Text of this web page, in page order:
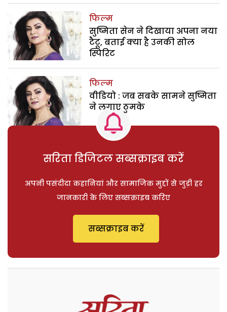
फिल्म
सुष्मिता सेन ने दिखाया अपना नया
टैटू, बताई क्या है उनकी सोल
स्पिरिट
फिल्म
वीडियो : जब सबके सामने सुष्मिता
ने लगाए ठुमके
सरिता डिजिटल सब्सक्राइब करें
अपनी पसंदीदा कहानियां और सामाजिक मुद्दों से जुड़ी हर
जानकारी के लिए सब्सक्राइब करिए
सब्सक्राइब करें